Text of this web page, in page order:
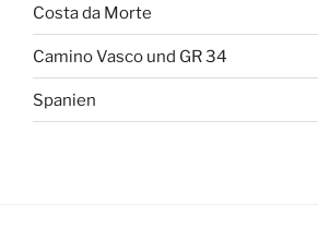
Costa da Morte
Camino Vasco und GR 34
Spanien